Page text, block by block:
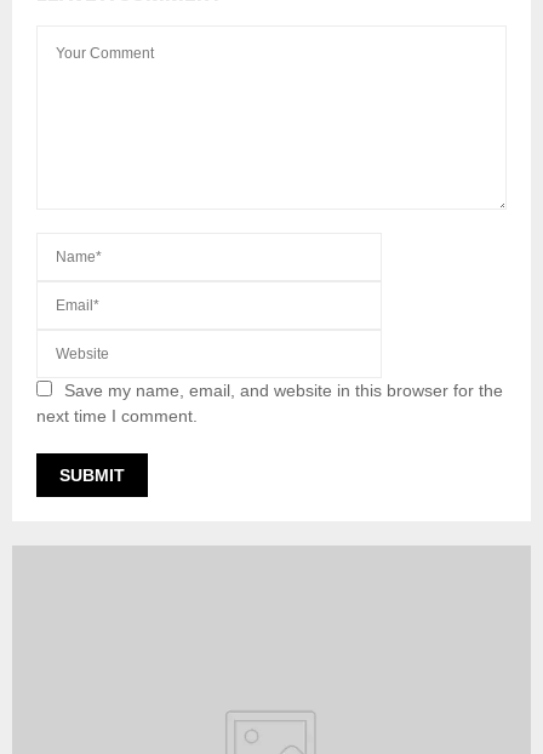
Save my name, email, and website in this browser for the
next time I comment.